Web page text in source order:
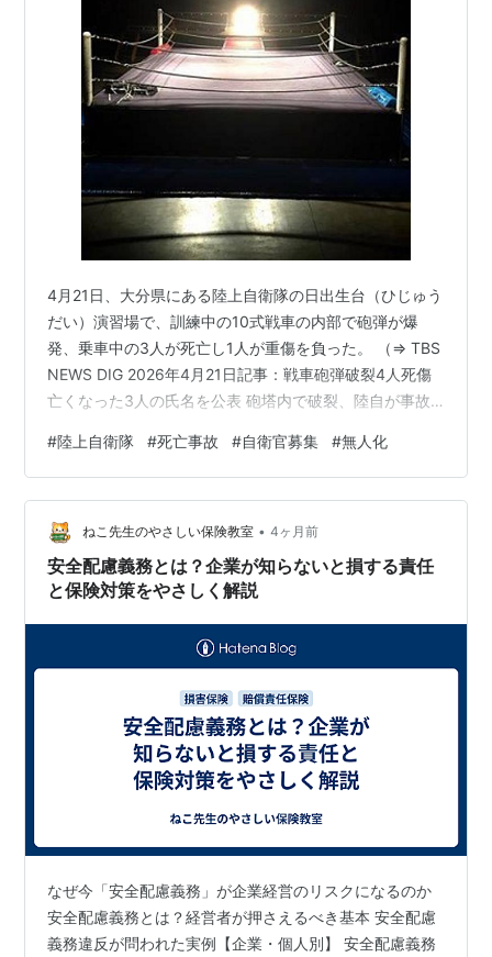
4月21日、大分県にある陸上自衛隊の日出生台（ひじゅう
だい）演習場で、訓練中の10式戦車の内部で砲弾が爆
発、乗車中の3人が死亡し1人が重傷を負った。 （⇒ TBS
NEWS DIG 2026年4月21日記事：戦車砲弾破裂4人死傷
亡くなった3人の氏名を公表 砲塔内で破裂、陸自が事故
中の死亡事故というのは、ままある。 戦車の中で自分の
砲弾が爆発するというのも、特に本物の戦闘中であれば
――少なくとも第二次大戦中では――いかにも起こりそ
うではある。 しかし現代の自衛隊での訓練中にそのよう
なことが起こるとは、私は初めて聞いた気がする。 10式
戦車は…
#陸上自衛隊 #死亡事故 #自衛官募集 #無人化
ねこ先生のやさしい保険教室 • 4ヶ月前
安全配慮義務とは？企業が知らないと損する責任
と保険対策をやさしく解説
なぜ今「安全配慮義務」が企業経営のリスクになるのか
安全配慮義務とは？経営者が押さえるべき基本 安全配慮
義務違反が問われた実例【企業・個人別】 安全配慮義務